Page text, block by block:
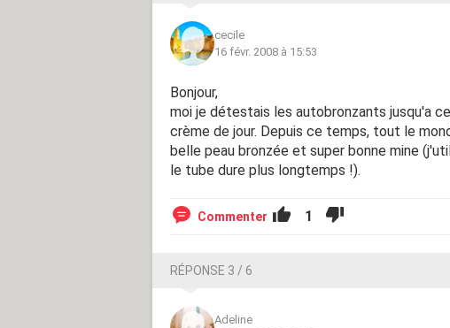
cecile
16 févr. 2008 à 15:53
Bonjour,
moi je détestais les autobronzants jusqu'a
crème de jour. Depuis ce temps, tout le
belle peau bronzée et super bonne mine
le tube dure plus longtemps !).
Commenter 1
RÉPONSE 3 / 6
Adeline